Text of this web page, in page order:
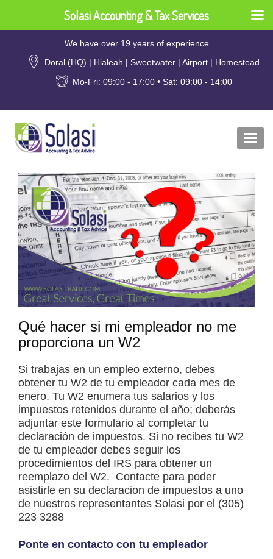
We have over 19 years of experience
Doral (HQ) | Hialeah | Sweetwater | Airport | Homestead
Mo-Fri: 09:00 - 17:00 • Sat: 09:00 - 14:00
Qué hacer si mi empleador no me
proporciona un W2
Si trabajas en un empleo externo, debes
obtener tu W2 de tu empleador cada mes de
enero. Tu W2 enumera tus salarios y los
impuestos retenidos durante el año; deberás
adjuntar este formulario al completar tu
declaración de impuestos. Si no recibes tu W2
de tu empleador debes seguir los
procedimientos del IRS para obtener un
reemplazo del W2. Contacte para poder
asistirle en su declaracion de impuestos a uno
de nuestros representantes Solasi por el (305)
223 3288
Ponte en contacto con tu empleador
Solasi Accounting & Tax Services